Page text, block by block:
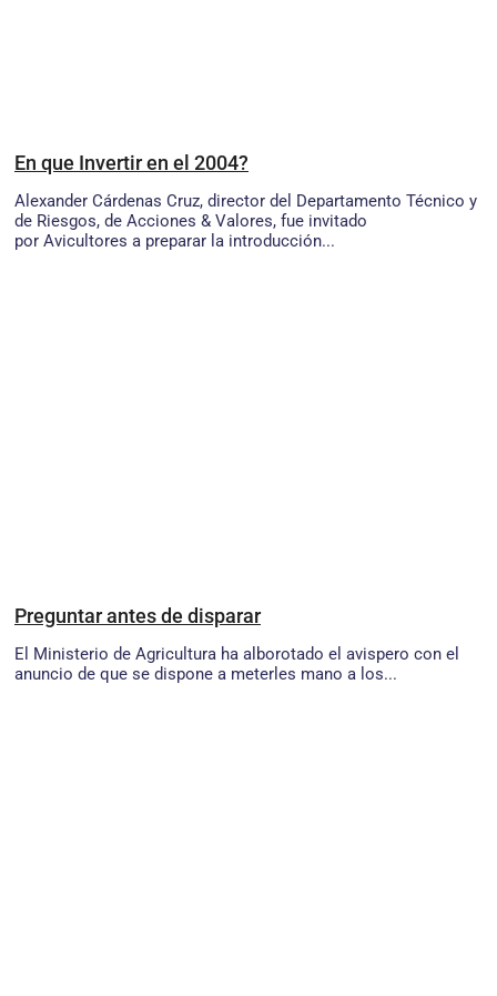
En que Invertir en el 2004?
Alexander Cárdenas Cruz, director del Departamento Técnico y
de Riesgos, de Acciones & Valores, fue invitado
por Avicultores a preparar la introducción...
Preguntar antes de disparar
El Ministerio de Agricultura ha alborotado el avispero con el
anuncio de que se dispone a meterles mano a los...